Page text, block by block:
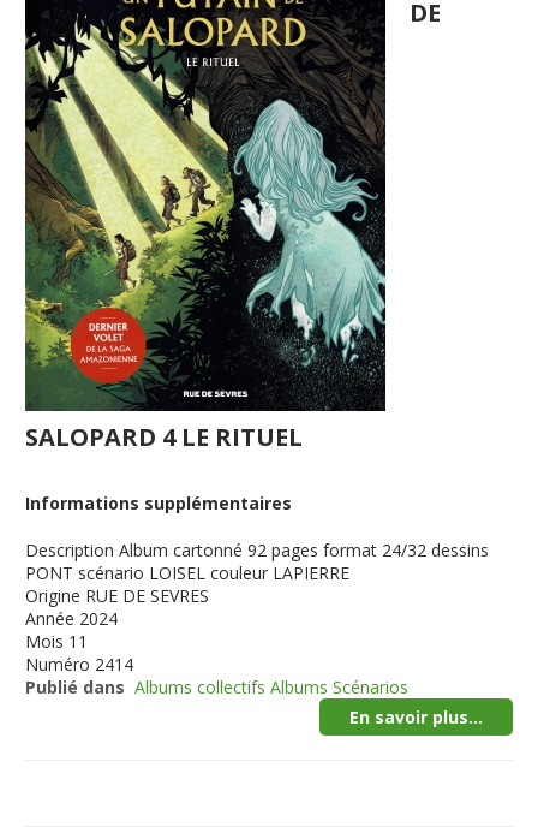
DE
SALOPARD 4 LE RITUEL
Informations supplémentaires
Description Album cartonné 92 pages format 24/32 dessins
PONT scénario LOISEL couleur LAPIERRE
Origine RUE DE SEVRES
Année 2024
Mois 11
Numéro 2414
Publié dans Albums collectifs Albums Scénarios
En savoir plus...